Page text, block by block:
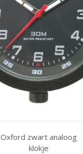
Oxford zwart analoog
klokje